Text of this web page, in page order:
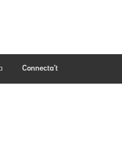
Connecta't